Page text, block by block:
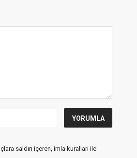
saldırı içeren, imla kuralları ile